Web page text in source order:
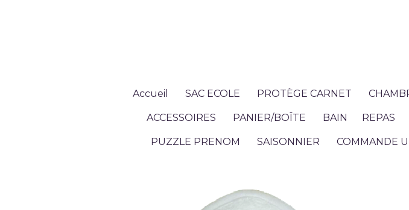
Accueil SAC ECOLE PROTÈGE CARNET
ACCESSOIRES PANIER/BOÎTE BAIN REPAS
PUZZLE PRENOM SAISONNIER COMMANDE